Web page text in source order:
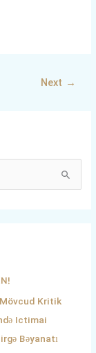
Next →
Mövcud Kritik
Ictimai
Bəyanatı